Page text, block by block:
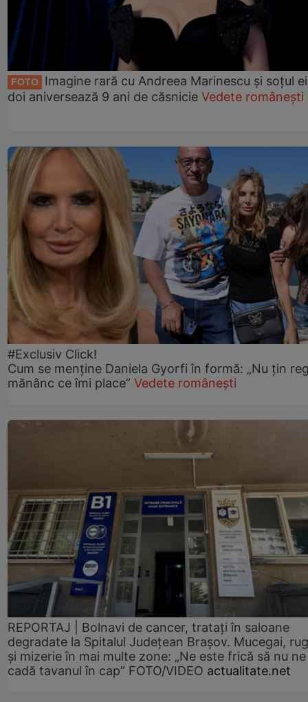
FOTO
Imagine rară cu Andreea Marinescu și soțul
doi aniversează 9 ani de căsnicie Vedete românești
#Exclusiv Click!
Cum se menține Daniela Gyorfi în formă: „Nu țin
mănânc ce îmi place” Vedete românești
REPORTAJ | Bolnavi de cancer, tratați în saloane
degradate la Spitalul Județean Brașov. Mucegai,
și mizerie în mai multe zone: „Ne este frică să nu ne
cadă tavanul în cap” FOTO/VIDEO actualitate.net